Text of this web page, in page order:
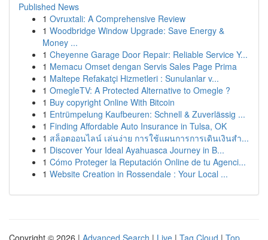
Published News
1 Ovruxtali: A Comprehensive Review
1 Woodbridge Window Upgrade: Save Energy &
Money ...
1 Cheyenne Garage Door Repair: Reliable Service Y...
1 Memacu Omset dengan Servis Sales Page Prima
1 Maltepe Refakatçi Hizmetleri : Sunulanlar v...
1 OmegleTV: A Protected Alternative to Omegle ?
1 Buy copyright Online With Bitcoin
1 Entrümpelung Kaufbeuren: Schnell & Zuverlässig ...
1 Finding Affordable Auto Insurance in Tulsa, OK
1 สล็อตออนไลน์ เล่นง่าย การใช้แผนการการเดินเงินสำ...
1 Discover Your Ideal Ayahuasca Journey in B...
1 Cómo Proteger la Reputación Online de tu Agenci...
1 Website Creation in Rossendale : Your Local ...
Copyright © 2026 | Advanced Search | Live | Tag Cloud | Top